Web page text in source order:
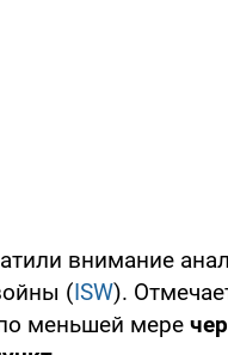
внимание
(ISW).
меньшей мере